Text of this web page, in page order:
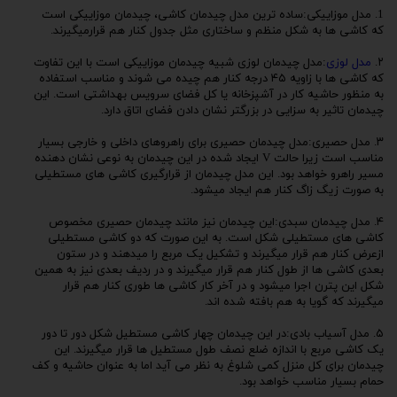
1. مدل موزاییکی:ساده ترین مدل چیدمان کاشی، چیدمان موزاییکی است
که کاشی ها به شکل منظم و ساختاری مثل جدول کنار هم قرارمیگیرند.
۲. مدل لوزی:مدل چیدمان لوزی شبیه چیدمان موزاییکی است با این تفاوت
که کاشی ها با زاویه ۴۵ درجه کنار هم چیده می شوند و مناسب استفاده
به منظور حاشیه کار در آشپزخانه یا کل فضای سرویس بهداشتی است. این
چیدمان تاثیر به سزایی در بزرگتر نشان دادن فضای اتاق دارد.
۳. مدل حصیری:مدل چیدمان حصیری برای راهروهای داخلی و خارجی بسیار
مناسب است زیرا حالت V ایجاد شده در این چیدمان به نوعی نشان دهنده
مسیر راهرو خواهد بود. این مدل چیدمان از قرارگیری کاشی های مستطیلی
به صورت زیگ زاگ کنار هم ایجاد میشود.
۴. مدل چیدمان سبدی:این چیدمان نیز مانند چیدمان حصیری مخصوص
کاشی های مستطیلی شکل است. به این صورت که دو کاشی مستطیلی
ازعرض کنار هم قرار میگیرند و تشکیل یک مربع را میدهند و در ستون
بعدی کاشی ها از طول کنار هم قرار میگیرند و در ردیف بعدی نیز به همین
شکل این پترن اجرا میشود و در آخر کار کاشی ها طوری کنار هم قرار
میگیرند که گویا به هم بافته شده اند.
۵. مدل آسیاب بادی:در این چیدمان چهار کاشی مستطیل شکل دور تا دور
یک کاشی مربع با اندازه ضلع نصف طول مستطیل ها قرار میگیرند. این
چیدمان برای کل منزل کمی شلوغ به نظر می آید اما به عنوان حاشیه و کف
حمام بسیار مناسب خواهد بود.